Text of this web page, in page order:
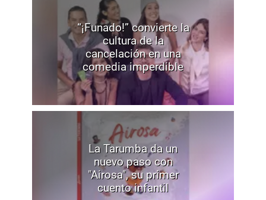
“¡Funado!” convierte la
cultura de la
cancelación en una
comedia imperdible
La Tarumba da un
nuevo paso con
"Airosa", su primer
cuento infantil